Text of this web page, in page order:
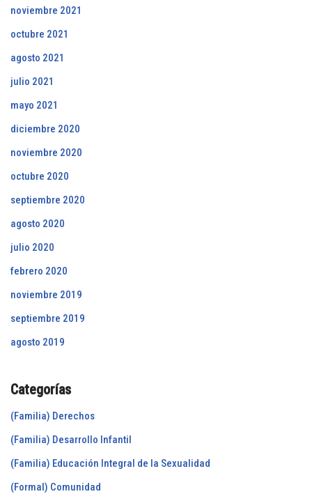
noviembre 2021
octubre 2021
agosto 2021
julio 2021
mayo 2021
diciembre 2020
noviembre 2020
octubre 2020
septiembre 2020
agosto 2020
julio 2020
febrero 2020
noviembre 2019
septiembre 2019
agosto 2019
Categorías
(Familia) Derechos
(Familia) Desarrollo Infantil
(Familia) Educación Integral de la Sexualidad
(Formal) Comunidad